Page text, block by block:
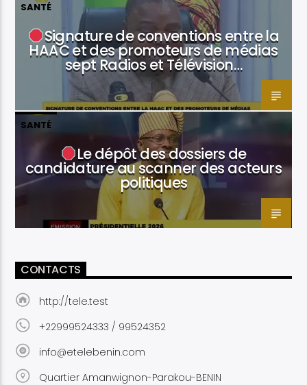
SANTÉ
Signature de conventions entre la
HAAC et des promoteurs de médias
sept Radios et Télévision…
SANTÉ
Le dépôt des dossiers de
candidature au scanner des acteurs
politiques
CONTACTS
http://tele.test
+22999524333 / 99524352
info@etelebenin.com
Quartier Amanwignon-Parakou-BENIN